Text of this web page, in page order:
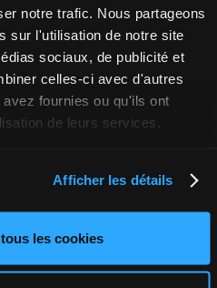
notre trafic. Nous partageons
sur l'utilisation de notre site
sociaux, de publicité et
celles-ci avec d'autres
fournies ou qu'ils ont
de leurs services.
Afficher les détails
les cookies